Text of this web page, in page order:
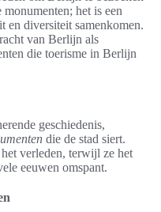
het is een
en diversiteit samenkomen.
van Berlijn als
die toerisme in Berlijn
geschiedenis,
die de stad siert.
verleden, terwijl ze het
eeuwen omspant.